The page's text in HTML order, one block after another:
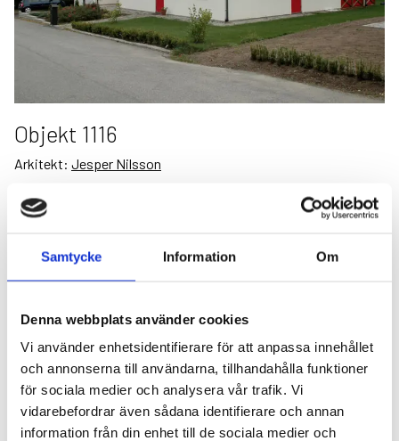
Samtycke Information Om
Denna webbplats använder cookies
Vi använder enhetsidentifierare för att anpassa innehållet
och annonserna till användarna, tillhandahålla funktioner
för sociala medier och analysera vår trafik. Vi
vidarebefordrar även sådana identifierare och annan
information från din enhet till de sociala medier och
Övrigt
Objekt 1116
Arkitekt: Jesper Nilsson
Sköna Hus
Referensobjekt
Projekt